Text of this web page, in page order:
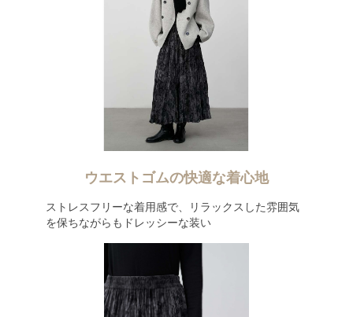
ウエストゴムの快適な着心地
ストレスフリーな着用感で、リラックスした雰囲気
を保ちながらもドレッシーな装い